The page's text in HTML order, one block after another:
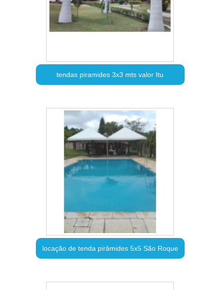
tendas piramides 3x3 mts valor Itu
locação de tenda pirâmides 5x5 São Roque